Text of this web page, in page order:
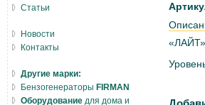
«ЛАЙТ»
Статьи
Новости
Контакты
Другие марки:
Бензогенераторы FIRMAN
Оборудование для дома и